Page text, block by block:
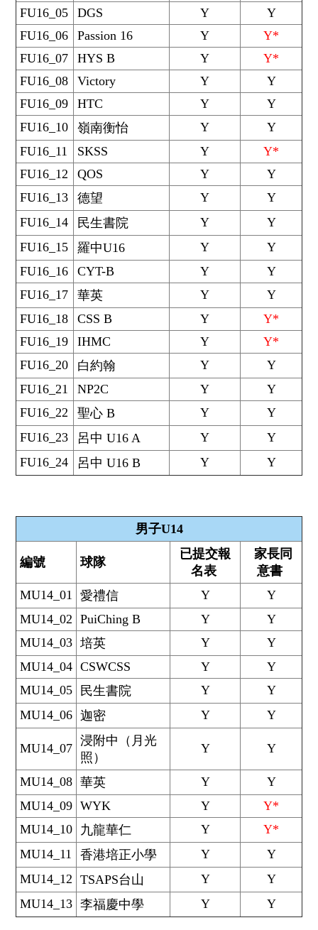
FU16_05 DGS Y
Y
FU16_06
Passion 16 Y
Y*
FU16_07
HYS B Y
Y*
FU16_08
Victory Y
Y
FU16_09
HTC Y
Y
FU16_10
嶺南衡怡 Y
Y
FU16_11
SKSS Y
Y*
FU16_12
QOS Y
Y
FU16_13
德望 Y
Y
FU16_14
民生書院 Y
Y
FU16_15
羅中U16 Y
Y
FU16_16
CYT-B Y
Y
FU16_17
華英 Y
Y
FU16_18
CSS B Y
Y*
FU16_19
IHMC Y
Y*
FU16_20
白約翰 Y
Y
FU16_21
NP2C Y
Y
FU16_22
聖心 B Y
Y
FU16_23
呂中 U16 A Y
Y
FU16_24
呂中 U16 B Y Y
男子U14
編號 球隊
已提交報
名表
家長同
意書
MU14_01 愛禮信 Y
Y
MU14_02 PuiChing B Y
Y
MU14_03 培英 Y
Y
MU14_04 CSWCSS Y
Y
MU14_05
民生書院 Y
Y
MU14_06 迦密 Y Y
MU14_07
浸附中（月光
照）
Y Y
MU14_08 華英 Y
Y
MU14_09 WYK Y
Y*
MU14_10 九龍華仁 Y
Y*
MU14_11
香港培正小學 Y
Y
MU14_12 TSAPS台山 Y
Y
MU14_13 李福慶中學 Y Y